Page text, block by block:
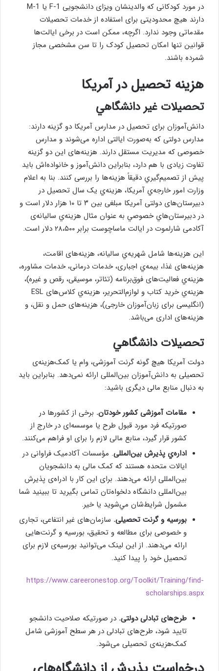
در مورد کودکانی که والدینشان ویزای دانشجویی F-1 یا M-1
دارند هیچ محدودیتی برای استفاده از خدمات تحصیلات
مقدماتی وجود ندارد. اگرچه، ممکن است در برخی ایالت‌ها
قوانین تنها امکان تحصیل کودک را تا سن مشخصی مجاز
شمرده باشند.
هزینه تحصیل در آمریکا
تحصيلات غير دانشگاهي
دانش‌آموزان برای تحصیل در مدارس آمریکا دو گزینه دارند:
مدارس دولتی که به‌صورت ایالتی اداره می‌شوند و مدارس
خصوصی که مدیریت مستقل دارند. هزینه‌های این دو گزینه
تفاوت زیادی با هم دارد، بنابراین دانش‌آموز و خانواده‌اش باید
پیش از تصمیم‌گيري دقیقاً هزینه‌ها را بررسی کنند. بنا به اعلام
وزارت امور خارجه‌ي آمریکا، هزینه‌ي یک سال تحصیل در
دبیرستان‌‌های دولتی آمریکا مبلغی بین ۳ تا ۱۰ هزار دلار است و
در دبيرستان‌هاي خصوصي به عنوان مثال هزینه‌ي سالیانه‌ی
آکادمی شارلموت در ایالت ماساچوست برابر ۲۸،۵۰۰ دلار است.
این هزینه‌ها شامل شهریه‌ي‌ سالیانه، هزینه‌های اقامت،
هزینه‌های غذا، بیمه‌ي اجباری، خدمات درمانی، خدمات مشاوره،
هزینه‌ي‌ فعالیت‌های فوق‌برنامه (تئاتر، موسیقی، رقص و غیره)،
هزینه‌ي خرید کتاب و لوازم‌التحریر، هزینه‌ي کلاس‌های ESL
(انگلیسی برای زبان‌آموزان خارجی)، هزینه‌های حمل و نقل، و
هزینه‌های اداری می‌باشد.
تحصيلات دانشگاهي
دولت آمریکا هیچ گونه گرنت آموزشی، وام یا کمک‌هزینه‌ی
تحصیلی به دانش‌آموزان بین‌المللی ارائه نمی‌دهد. بنابراین باید
به دنبال منابع مالی دیگری باشيد:
مقامات آموزشی کشور خودتان. برخی از کشورها در
صورتیکه فرد مورد قبول طرح یا موسسه‌ای در خارج از
کشور قرار گیرد، منابع مالی لازم را برای او فراهم می‌کنند.
اداره‌ي پذیرش بین‌المللی. مؤسسات آکادمیک فراوانی در
ایالات متحده هستند که کمک مالی به دانشجویان
بین‌المللی ارائه می‌دهند. برای این کار با ادراه‌ی پذیرش
بین‌المللی دانشگاه دلخواه‌تان تماس بگیرید تا ببینید شما
مشمول شرايط‌شان مي‌شويد يا خير.
بورسیه و گرنت تحصیلی. سازمان‌های غیر انتفاعی، تجاری
و خصوصی برای مطالعه و تحقیق، بورسیه و گرنت‌هایی
ارائه می‌دهند. از این لینک می‌توانید بورسیه‌ی لازم برای
تحصیل خود را پیدا کنید.
https://www.careeronestop.org/Toolkit/Training/find-
scholarships.aspx
طرح‌های تبادلی دولتی. در صورتیکه صلاحیت دانشجو
تایید شود، طرح‌های تبادلی در هر سطح آموزشی شامل
کمک‌هزینه‌ی تحصیلی می‌شود.